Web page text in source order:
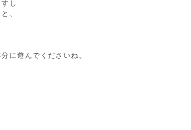
し
、
に遊んでくださいね。